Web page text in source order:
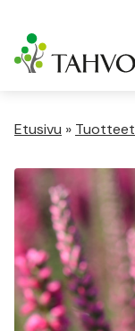
Etusivu » Tuotteet